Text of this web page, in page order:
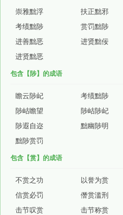
崇雅黜浮 扶正黜邪
考绩黜陟
赏罚黜陟
进善黜恶
进贤黜佞
进贤黜恶
包含【陟】的成语
瞻云陟屺 考绩黜陟
陟岵瞻望
陟岵陟屺
陟遐自迩
黜幽陟明
黜陟赏罚
包含【赏】的成语
不赏之功 以誉为赏
信赏必罚
僭赏滥刑
击节叹赏
击节称赏